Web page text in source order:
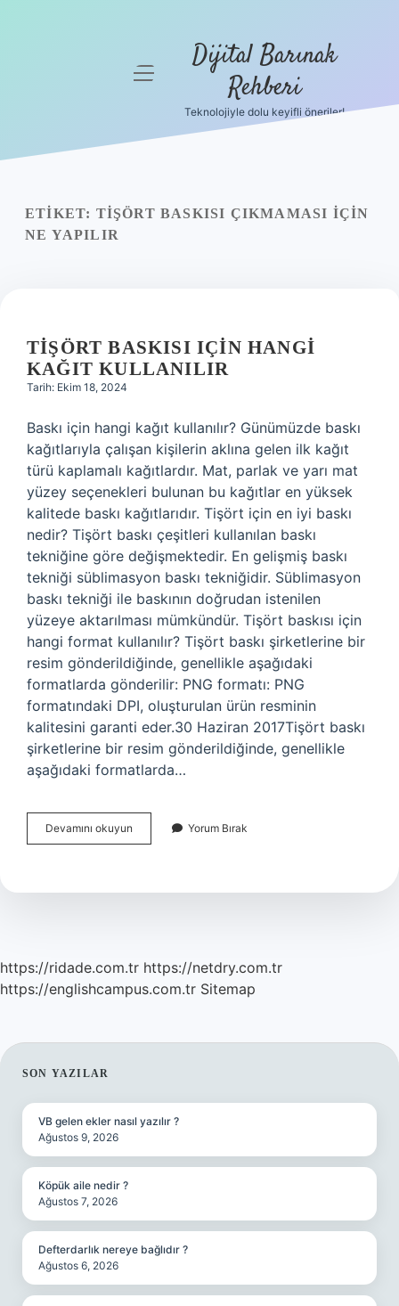
Yasal Uyarı
menüyü
Dijital Barınak
Rehberi
Teknolojiyle dolu keyifli öneriler!
ETIKET: TIŞÖRT BASKISI ÇIKMAMASI IÇIN
NE YAPILIR
TIŞÖRT BASKISI IÇIN HANGI
KAĞIT KULLANILIR
Tarih: Ekim 18, 2024
Baskı için hangi kağıt kullanılır? Günümüzde baskı
kağıtlarıyla çalışan kişilerin aklına gelen ilk kağıt
türü kaplamalı kağıtlardır. Mat, parlak ve yarı mat
yüzey seçenekleri bulunan bu kağıtlar en yüksek
kalitede baskı kağıtlarıdır. Tişört için en iyi baskı
nedir? Tişört baskı çeşitleri kullanılan baskı
tekniğine göre değişmektedir. En gelişmiş baskı
tekniği süblimasyon baskı tekniğidir. Süblimasyon
baskı tekniği ile baskının doğrudan istenilen
yüzeye aktarılması mümkündür. Tişört baskısı için
hangi format kullanılır? Tişört baskı şirketlerine bir
resim gönderildiğinde, genellikle aşağıdaki
formatlarda gönderilir: PNG formatı: PNG
formatındaki DPI, oluşturulan ürün resminin
kalitesini garanti eder.30 Haziran 2017Tişört baskı
şirketlerine bir resim gönderildiğinde, genellikle
aşağıdaki formatlarda…
Devamını okuyun
Baskısı
Kağıt
Yorum Bırak
https://ridade.com.tr https://netdry.com.tr
https://englishcampus.com.tr Sitemap
SIDEBAR
SON YAZILAR
VB gelen ekler nasıl yazılır ?
Ağustos 9, 2026
Köpük aile nedir ?
Ağustos 7, 2026
Defterdarlık nereye bağlıdır ?
Ağustos 6, 2026